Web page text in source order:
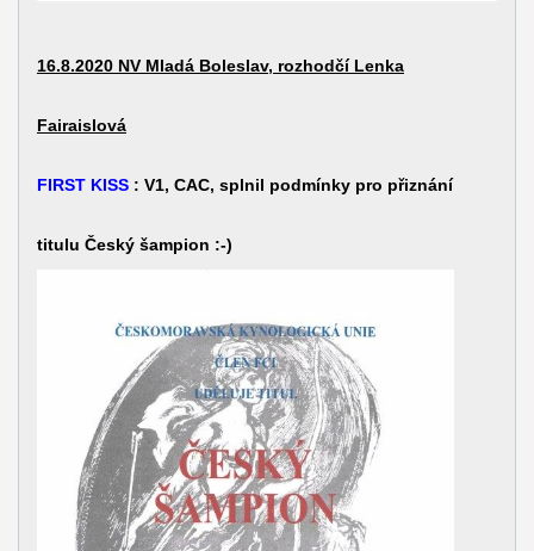
16.8.2020 NV Mladá Boleslav, rozhodčí Lenka
Fairaislová
FIRST KISS : V1, CAC, splnil podmínky pro přiznání
titulu Český šampion :-)